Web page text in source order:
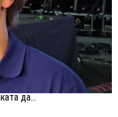
да...